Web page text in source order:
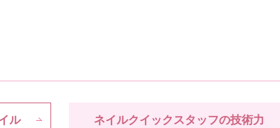
ル ネイルクイックスタッフの技術力